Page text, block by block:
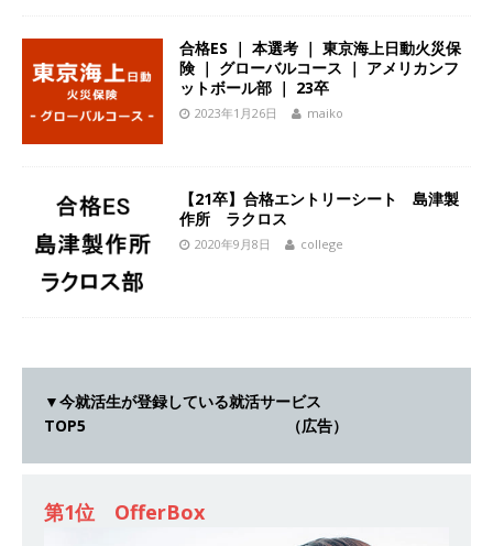
れる仕事体験開催 】大阪勤務・転勤なし ｜ 関西
知名度抜群の総合不動産会社 ｜ マンション販売
｜ エスリード
体育会積極採用企業
[ 2026年5月14日 ]
【 28卒 ｜ 30分のオンライン
120日以上 ｜ ジブラルタ生命
[ 2026年5月14日 ] 【 28卒｜営業職向けオープ
ンカンパニー 】世界トップシェアの半導体技術
を持つグローバルメーカー ｜ 年間休日129日・
合格ES ｜ 本選考 ｜ 東京海上日動火災保
険 ｜ グローバルコース ｜ アメリカンフ
ットボール部 ｜ 23卒
2023年1月26日 maiko
【21卒】合格エントリーシート 島津製
作所 ラクロス
2020年9月8日 college
▼今就活生が登録している就活サービス
TOP5 （広告）
第1位 OfferBox